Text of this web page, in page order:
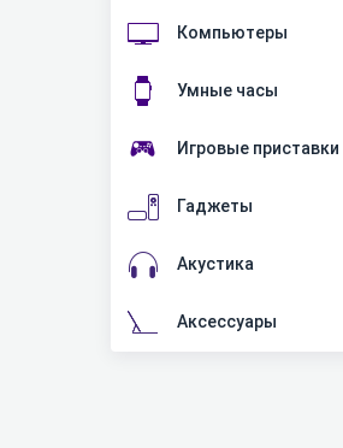
Компьютеры
Умные часы
Игровые приставки
Гаджеты
Акустика
Аксессуары